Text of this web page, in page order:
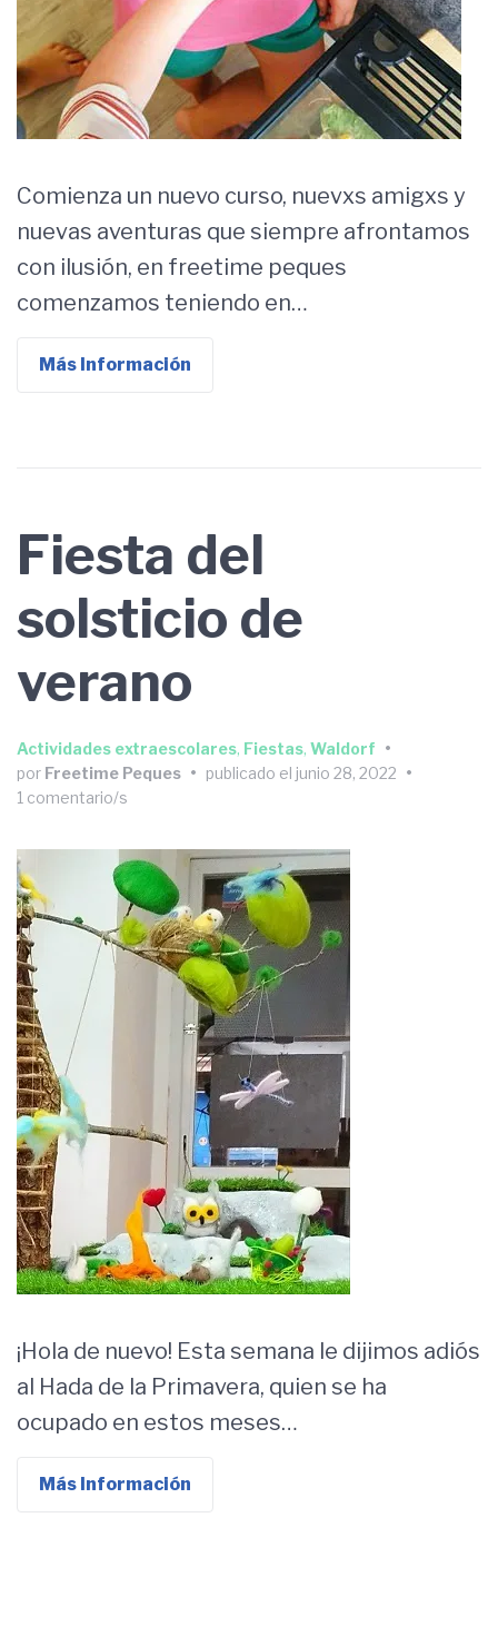
Comienza un nuevo curso, nuevxs amigxs y
nuevas aventuras que siempre afrontamos
con ilusión, en freetime peques
comenzamos teniendo en…
Más Información
Fiesta del
solsticio de
verano
Actividades extraescolares, Fiestas, Waldorf •
por Freetime Peques • publicado el junio 28, 2022 •
1 comentario/s
¡Hola de nuevo! Esta semana le dijimos adiós
al Hada de la Primavera, quien se ha
ocupado en estos meses…
Más Información